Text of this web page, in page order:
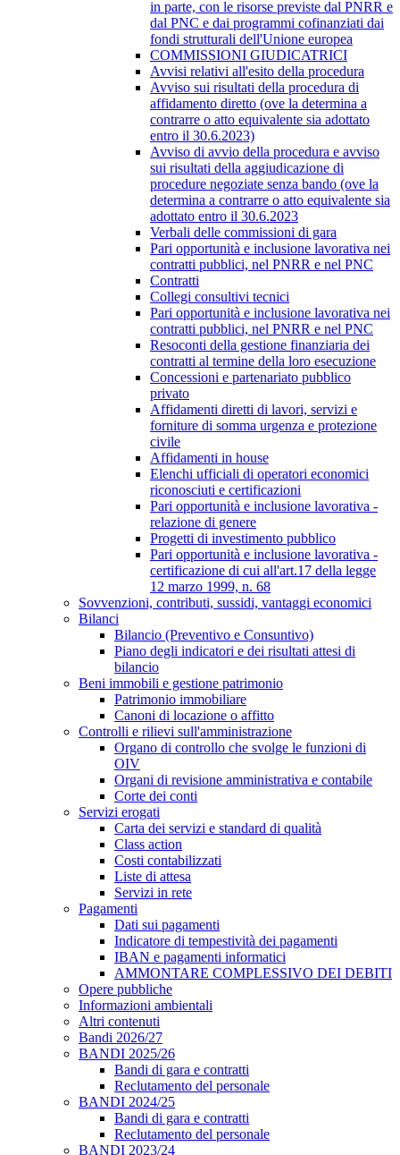
in parte, con le risorse previste dal PNRR e
dal PNC e dai programmi cofinanziati dai
fondi strutturali dell'Unione europea
COMMISSIONI GIUDICATRICI
Avvisi relativi all'esito della procedura
Avviso sui risultati della procedura di
affidamento diretto (ove la determina a
contrarre o atto equivalente sia adottato
entro il 30.6.2023)
Avviso di avvio della procedura e avviso
sui risultati della aggiudicazione di
procedure negoziate senza bando (ove la
determina a contrarre o atto equivalente sia
adottato entro il 30.6.2023
Verbali delle commissioni di gara
Pari opportunità e inclusione lavorativa nei
contratti pubblici, nel PNRR e nel PNC
Contratti
Collegi consultivi tecnici
Pari opportunità e inclusione lavorativa nei
contratti pubblici, nel PNRR e nel PNC
Resoconti della gestione finanziaria dei
contratti al termine della loro esecuzione
Concessioni e partenariato pubblico
privato
Affidamenti diretti di lavori, servizi e
forniture di somma urgenza e protezione
civile
Affidamenti in house
Elenchi ufficiali di operatori economici
riconosciuti e certificazioni
Pari opportunità e inclusione lavorativa -
relazione di genere
Progetti di investimento pubblico
Pari opportunità e inclusione lavorativa -
certificazione di cui all'art.17 della legge
12 marzo 1999, n. 68
Sovvenzioni, contributi, sussidi, vantaggi economici
Bilanci
Bilancio (Preventivo e Consuntivo)
Piano degli indicatori e dei risultati attesi di
bilancio
Beni immobili e gestione patrimonio
Patrimonio immobiliare
Canoni di locazione o affitto
Controlli e rilievi sull'amministrazione
Organo di controllo che svolge le funzioni di
OIV
Organi di revisione amministrativa e contabile
Corte dei conti
Servizi erogati
Carta dei servizi e standard di qualità
Class action
Costi contabilizzati
Liste di attesa
Servizi in rete
Pagamenti
Dati sui pagamenti
Indicatore di tempestività dei pagamenti
IBAN e pagamenti informatici
AMMONTARE COMPLESSIVO DEI DEBITI
Opere pubbliche
Informazioni ambientali
Altri contenuti
Bandi 2026/27
BANDI 2025/26
Bandi di gara e contratti
Reclutamento del personale
BANDI 2024/25
Bandi di gara e contratti
Reclutamento del personale
BANDI 2023/24